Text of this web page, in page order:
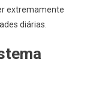
extremamente
diárias.